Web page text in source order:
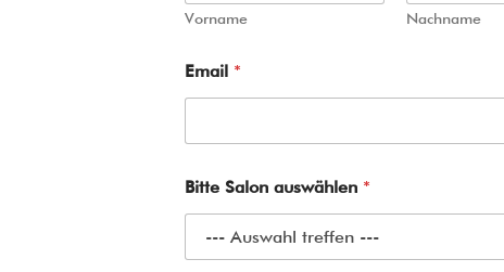
Vorname Nachname
Email *
Bitte Salon auswählen *